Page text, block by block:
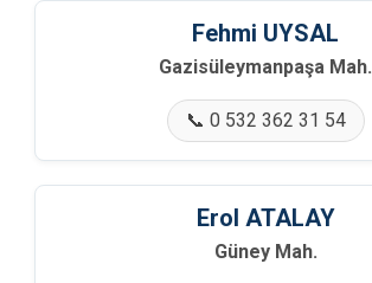
Fehmi UYSAL
Gazisüleymanpaşa Mah.
📞 0 532 362 31 54
Erol ATALAY
Güney Mah.